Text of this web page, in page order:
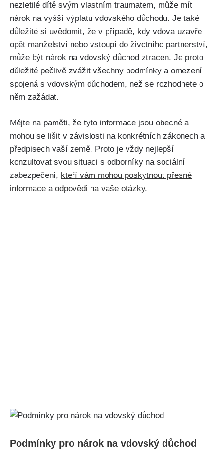
nezletilé dítě svým vlastním traumatem, může mít
nárok na vyšší výplatu vdovského důchodu. Je také
důležité si uvědomit, že v případě, kdy vdova uzavře
opět manželství nebo vstoupí do životního partnerství,
může být nárok na vdovský důchod ztracen. Je proto
důležité pečlivě zvážit všechny podmínky a omezení
spojená s vdovským důchodem, než se rozhodnete o
něm zažádat.
Mějte na paměti, že tyto informace jsou obecné a
mohou se lišit v závislosti na konkrétních zákonech a
předpisech vaší země. Proto je vždy nejlepší
konzultovat svou situaci s odborníky na sociální
zabezpečení, kteří vám mohou poskytnout přesné
informace a odpovědi na vaše otázky.
Podmínky pro nárok na vdovský důchod